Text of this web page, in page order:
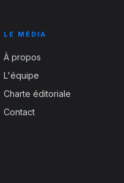
LE MÉDIA
À propos
L'équipe
Charte éditoriale
Contact